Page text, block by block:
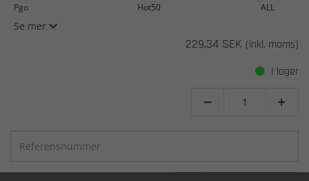
Pgo
Hot50 ALL
Se mer
229,34 SEK (inkl. moms)
I lager
 